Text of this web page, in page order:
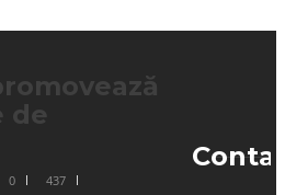
de
0 437